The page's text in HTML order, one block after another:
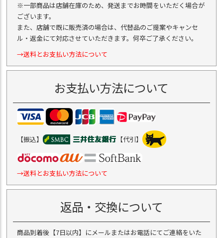
※一部商品は店舗在庫のため、発送までお時間をいただく場合が
ございます。
また、店舗で既に販売済の場合は、代替品のご提案やキャンセ
ル・返金にて対応させていただきます。何卒ご了承ください。
→送料とお支払い方法について
お支払い方法について
【振込】 【代引】
→送料とお支払い方法について
返品・交換について
商品到着後【7日以内】にメールまたはお電話にてご連絡をいた